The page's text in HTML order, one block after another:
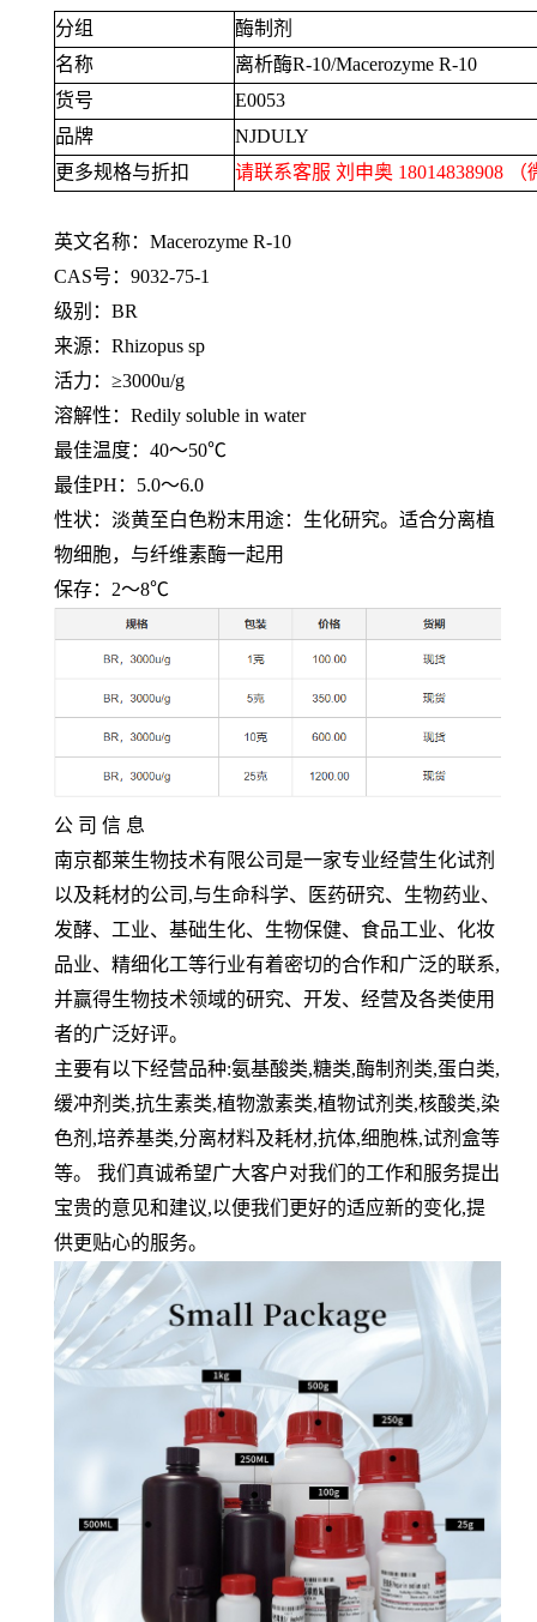
分组
酶制剂
名称
离析酶R-10/Macerozyme R-10
货号
E0053
品牌
NJDULY
更多规格与折扣
请联系客服 刘申奥 18014838908
英文名称： Macerozyme R-10
CAS号： 9032-75-1
级别： BR
来源： Rhizopus sp
活力：≥3000u/g
溶解性： Redily soluble in water
最佳温度： 40～50℃
最佳PH ： 5.0～6.0
性状：淡黄至白色粉末用途：生化研究。适合分离植
物细胞，与纤维素酶一起用
保存： 2～8℃
公 司 信 息
南京都莱生物技术有限公司是一家专业经营生化试剂
以及耗材的公司 ,与生命科学、医药研究、生物药业、
发酵、工业、基础生化、生物保健、食品工业、化妆
品业、精细化工等行业有着密切的合作和广泛的联系,
并赢得生物技术领域的研究、开发、经营及各类使用
者的广泛好评。
主要有以下经营品种:氨基酸类,糖类,酶制剂类,蛋白类,
缓冲剂类,抗生素类,植物激素类,植物试剂类,核酸类,染
色剂 ,培养基类,分离材料及耗材,抗体,细胞株,试剂盒等
等。 我们真诚希望广大客户对我们的工作和服务提出
宝贵的意见和建议,以便我们更好的适应新的变化,提
供更贴心的服务。